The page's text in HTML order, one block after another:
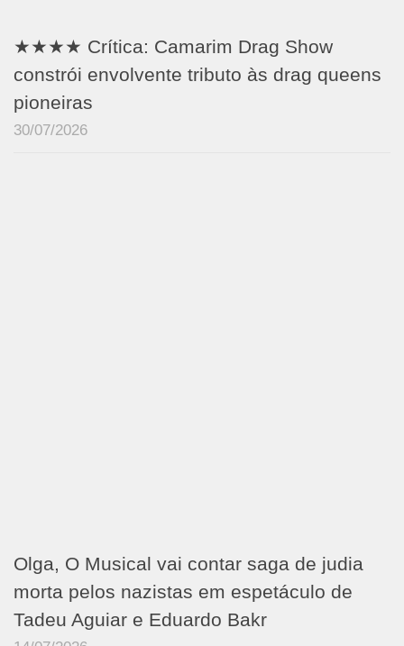
★★★★ Crítica: Camarim Drag Show
constrói envolvente tributo às drag queens
pioneiras
30/07/2026
Olga, O Musical vai contar saga de judia
morta pelos nazistas em espetáculo de
Tadeu Aguiar e Eduardo Bakr